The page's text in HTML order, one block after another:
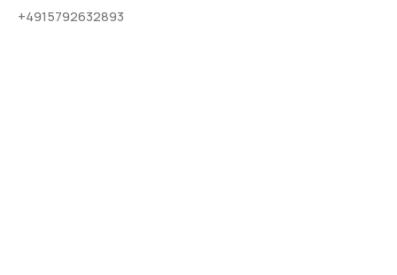
+4915792632893